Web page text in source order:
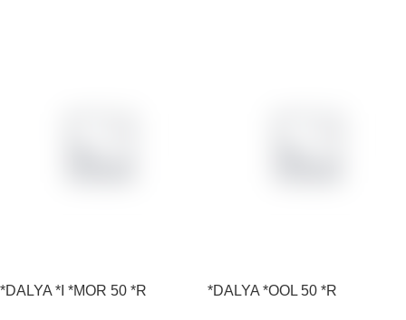
*DALYA *I *MOR 50 *R *DALYA *OOL 50 *R